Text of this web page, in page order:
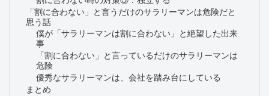
「割に合わない」と言うだけのサラリーマンは危険だと
思う話
僕が「サラリーマンは割に合わない」と絶望した出来
事
「割に合わない」と言っているだけのサラリーマンは
危険
優秀なサラリーマンは、会社を踏み台にしている
まとめ